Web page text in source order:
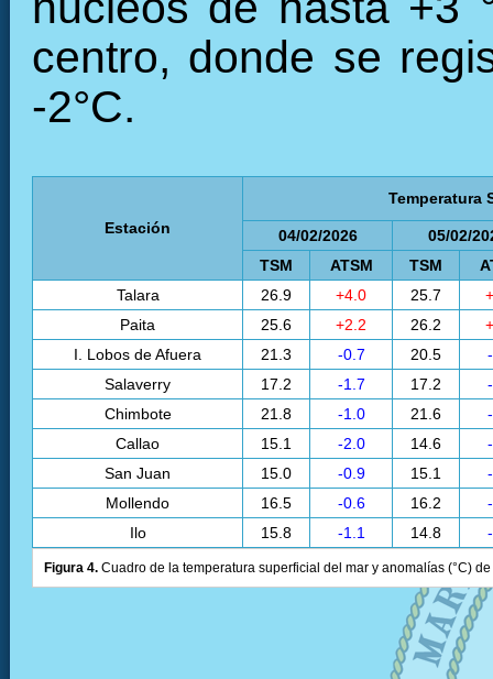
centro, donde se
-2°C.
Estación
Temperatura
04/02/2026
05/02/
TSM
ATSM TSM
Talara
26.9 +4.0 25.7
Paita
25.6 +2.2 26.2
I. Lobos de Afuera
21.3 -0.7 20.5
Salaverry
17.2 -1.7 17.2
Chimbote
21.8 -1.0 21.6
Callao
15.1 -2.0 14.6
San Juan
15.0 -0.9 15.1
Mollendo
16.5 -0.6 16.2
Ilo
15.8 -1.1 14.8
Figura 4. Cuadro de la temperatura superficial del mar y anomalías (°C)